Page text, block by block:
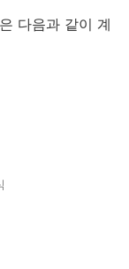
다음과 같이 계